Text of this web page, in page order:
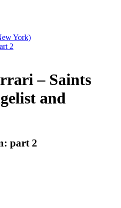
York)
2
– Saints
and
part 2